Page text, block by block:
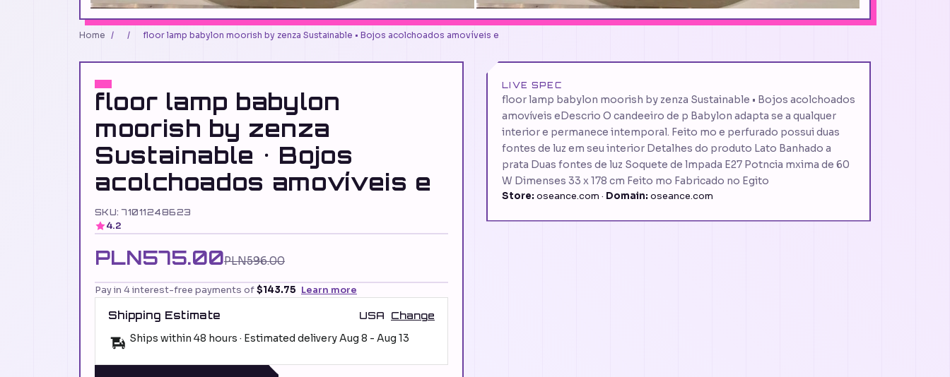
Home / / floor lamp babylon moorish by zenza Sustainable • Bojos acolchoados amovíveis e
floor lamp babylon
moorish by zenza
Sustainable • Bojos
acolchoados amovíveis e
SKU: 71011248623
4.2
PLN575.00PLN596.00
Pay in 4 interest-free payments of$143.75 Learn more
Shipping Estimate USA Change
Ships within 48 hours · Estimated deliveryAug 8 - Aug 13
LIVE SPEC
floor lamp babylon moorish by zenza Sustainable • Bojos acolchoados
amovíveis eDescrio O candeeiro de p Babylon adapta se a qualquer
interior e permanece intemporal. Feito mo e perfurado possui duas
fontes de luz em seu interior Detalhes do produto Lato Banhado a
prata Duas fontes de luz Soquete de lmpada E27 Potncia mxima de 60
W Dimenses 33 x 178 cm Feito mo Fabricado no Egito
Store: oseance.com · Domain: oseance.com